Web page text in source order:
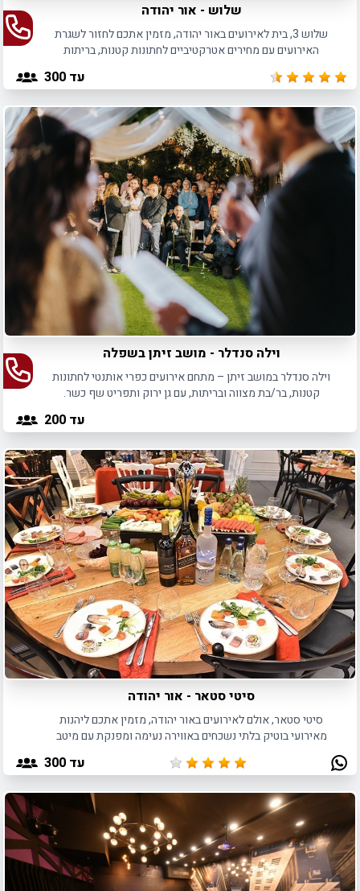
שלוש - אור יהודה
שלוש 3, בית לאירועים באור יהודה, מזמין אתכם לחזור לשגרת
האירועים עם מחירים אטרקטיביים לחתונות קטנות, בריתות
עד 300
וילה סנדלר - מושב זיתן בשפלה
וילה סנדלר במושב זיתן – מתחם אירועים כפרי אותנטי לחתונות
קטנות, בר/בת מצווה ובריתות, עם גן ירוק ותפריט שף כשר.
עד 200
סיטי סטאר - אור יהודה
סיטי סטאר, אולם לאירועים באור יהודה, מזמין אתכם ליהנות
מאירועי בוטיק בלתי נשכחים באווירה נעימה ומפנקת עם מיטב
עד 300